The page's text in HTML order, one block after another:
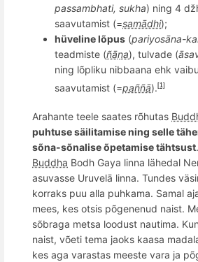
passambhati, sukha) ning 4
saavutamist (=samādhi);
hüveline lõpus (pariyosāna-
teadmiste (ñāṇa), tulvade (
ning lõpliku nibbaana ehk
saavutamist (=paññā). [1]
Arahante teele saates rõhutas
puhtuse säilitamise ning selle
sõna-sõnalise õpetamise tähtsust
Buddha Bodh Gaya linna lähedal
asuvasse Uruvelā linna. Tundes
korraks puu alla puhkama. Samal
mees, kes otsis põgenenud naist.
sõbraga metsa loodust nautima.
naist, võeti tema jaoks kaasa
kes aga varastas meeste vara ja